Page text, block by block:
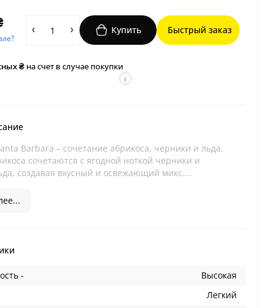
Купить Быстрый заказ
₴на счет в случае покупки
i
Barbara – сочетание абрикоса, черники и льда.
сочетаются с ягодной ноткой черники и
создавая вкусный и освежающий микс....
-
Высокая
Легкий